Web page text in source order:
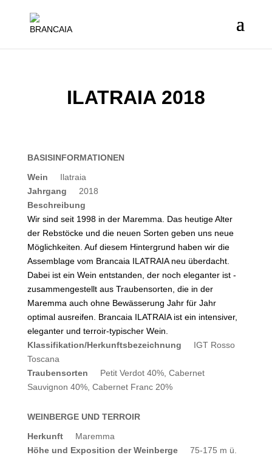
ILATRAIA 2018
BASISINFORMATIONEN
Wein
Ilatraia
Jahrgang
2018
Beschreibung
Wir sind seit 1998 in der Maremma. Das heutige Alter
der Rebstöcke und die neuen Sorten geben uns neue
Möglichkeiten. Auf diesem Hintergrund haben wir die
Assemblage vom Brancaia ILATRAIA neu überdacht.
Dabei ist ein Wein entstanden, der noch eleganter ist -
zusammengestellt aus Traubensorten, die in der
Maremma auch ohne Bewässerung Jahr für Jahr
optimal ausreifen. Brancaia ILATRAIA ist ein intensiver,
eleganter und terroir-typischer Wein.
Klassifikation/Herkunftsbezeichnung
IGT Rosso
Toscana
Traubensorten
Petit Verdot 40%, Cabernet
Sauvignon 40%, Cabernet Franc 20%
WEINBERGE UND TERROIR
Herkunft
Maremma
Höhe und Exposition der Weinberge
75-175 m ü.